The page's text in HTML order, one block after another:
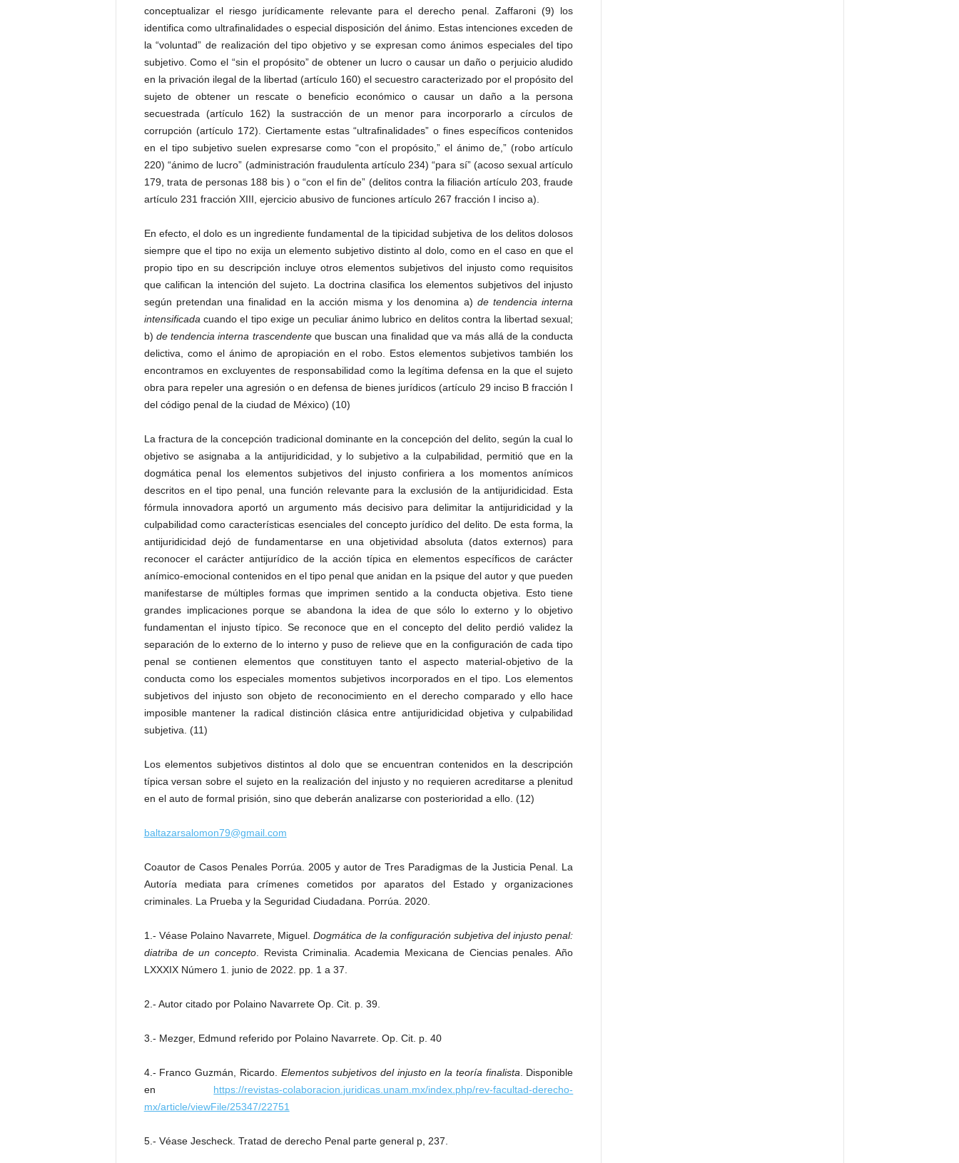
conceptualizar el riesgo jurídicamente relevante para el derecho penal. Zaffaroni (9) los
identifica como ultrafinalidades o especial disposición del ánimo. Estas intenciones exceden de
la “voluntad” de realización del tipo objetivo y se expresan como ánimos especiales del tipo
subjetivo. Como el “sin el propósito” de obtener un lucro o causar un daño o perjuicio aludido
en la privación ilegal de la libertad (artículo 160) el secuestro caracterizado por el propósito del
sujeto de obtener un rescate o beneficio económico o causar un daño a la persona
secuestrada (artículo 162) la sustracción de un menor para incorporarlo a círculos de
corrupción (artículo 172). Ciertamente estas “ultrafinalidades” o fines específicos contenidos
en el tipo subjetivo suelen expresarse como “con el propósito,” el ánimo de,” (robo artículo
220) “ánimo de lucro” (administración fraudulenta artículo 234) “para sí” (acoso sexual artículo
179, trata de personas 188 bis ) o “con el fin de” (delitos contra la filiación artículo 203, fraude
artículo 231 fracción XIII, ejercicio abusivo de funciones artículo 267 fracción I inciso a).
En efecto, el dolo es un ingrediente fundamental de la tipicidad subjetiva de los delitos dolosos
siempre que el tipo no exija un elemento subjetivo distinto al dolo, como en el caso en que el
propio tipo en su descripción incluye otros elementos subjetivos del injusto como requisitos
que califican la intención del sujeto. La doctrina clasifica los elementos subjetivos del injusto
según pretendan una finalidad en la acción misma y los denomina a) de tendencia interna
intensificada cuando el tipo exige un peculiar ánimo lubrico en delitos contra la libertad sexual;
b) de tendencia interna trascendenteque buscan una finalidad que va más allá de la conducta
delictiva, como el ánimo de apropiación en el robo. Estos elementos subjetivos también los
encontramos en excluyentes de responsabilidad como la legítima defensa en la que el sujeto
obra para repeler una agresión o en defensa de bienes jurídicos (artículo 29 inciso B fracción I
del código penal de la ciudad de México) (10)
La fractura de la concepción tradicional dominante en la concepción del delito, según la cual lo
objetivo se asignaba a la antijuridicidad, y lo subjetivo a la culpabilidad, permitió que en la
dogmática penal los elementos subjetivos del injusto confiriera a los momentos anímicos
descritos en el tipo penal, una función relevante para la exclusión de la antijuridicidad. Esta
fórmula innovadora aportó un argumento más decisivo para delimitar la antijuridicidad y la
culpabilidad como características esenciales del concepto jurídico del delito. De esta forma, la
antijuridicidad dejó de fundamentarse en una objetividad absoluta (datos externos) para
reconocer el carácter antijurídico de la acción típica en elementos específicos de carácter
anímico-emocional contenidos en el tipo penal que anidan en la psique del autor y que pueden
manifestarse de múltiples formas que imprimen sentido a la conducta objetiva. Esto tiene
grandes implicaciones porque se abandona la idea de que sólo lo externo y lo objetivo
fundamentan el injusto típico. Se reconoce que en el concepto del delito perdió validez la
separación de lo externo de lo interno y puso de relieve que en la configuración de cada tipo
penal se contienen elementos que constituyen tanto el aspecto material-objetivo de la
conducta como los especiales momentos subjetivos incorporados en el tipo. Los elementos
subjetivos del injusto son objeto de reconocimiento en el derecho comparado y ello hace
imposible mantener la radical distinción clásica entre antijuridicidad objetiva y culpabilidad
subjetiva. (11)
Los elementos subjetivos distintos al dolo que se encuentran contenidos en la descripción
típica versan sobre el sujeto en la realización del injusto y no requieren acreditarse a plenitud
en el auto de formal prisión, sino que deberán analizarse con posterioridad a ello. (12)
baltazarsalomon79@gmail.com
Coautor de Casos Penales Porrúa. 2005 y autor de Tres Paradigmas de la Justicia Penal. La
Autoría mediata para crímenes cometidos por aparatos del Estado y organizaciones
criminales. La Prueba y la Seguridad Ciudadana. Porrúa. 2020.
1.- Véase Polaino Navarrete, Miguel.Dogmática de la configuración subjetiva del injusto penal:
diatriba de un concepto . Revista Criminalia. Academia Mexicana de Ciencias penales. Año
LXXXIX Número 1. junio de 2022. pp. 1 a 37.
2.- Autor citado por Polaino Navarrete Op. Cit. p. 39.
3.- Mezger, Edmund referido por Polaino Navarrete. Op. Cit. p. 40
4.- Franco Guzmán, Ricardo. Elementos subjetivos del injusto en la teoría finalista . Disponible
en https://revistas-colaboracion.juridicas.unam.mx/index.php/rev-facultad-derecho-
mx/article/viewFile/25347/22751
5.- Véase Jescheck. Tratad de derecho Penal parte general p, 237.